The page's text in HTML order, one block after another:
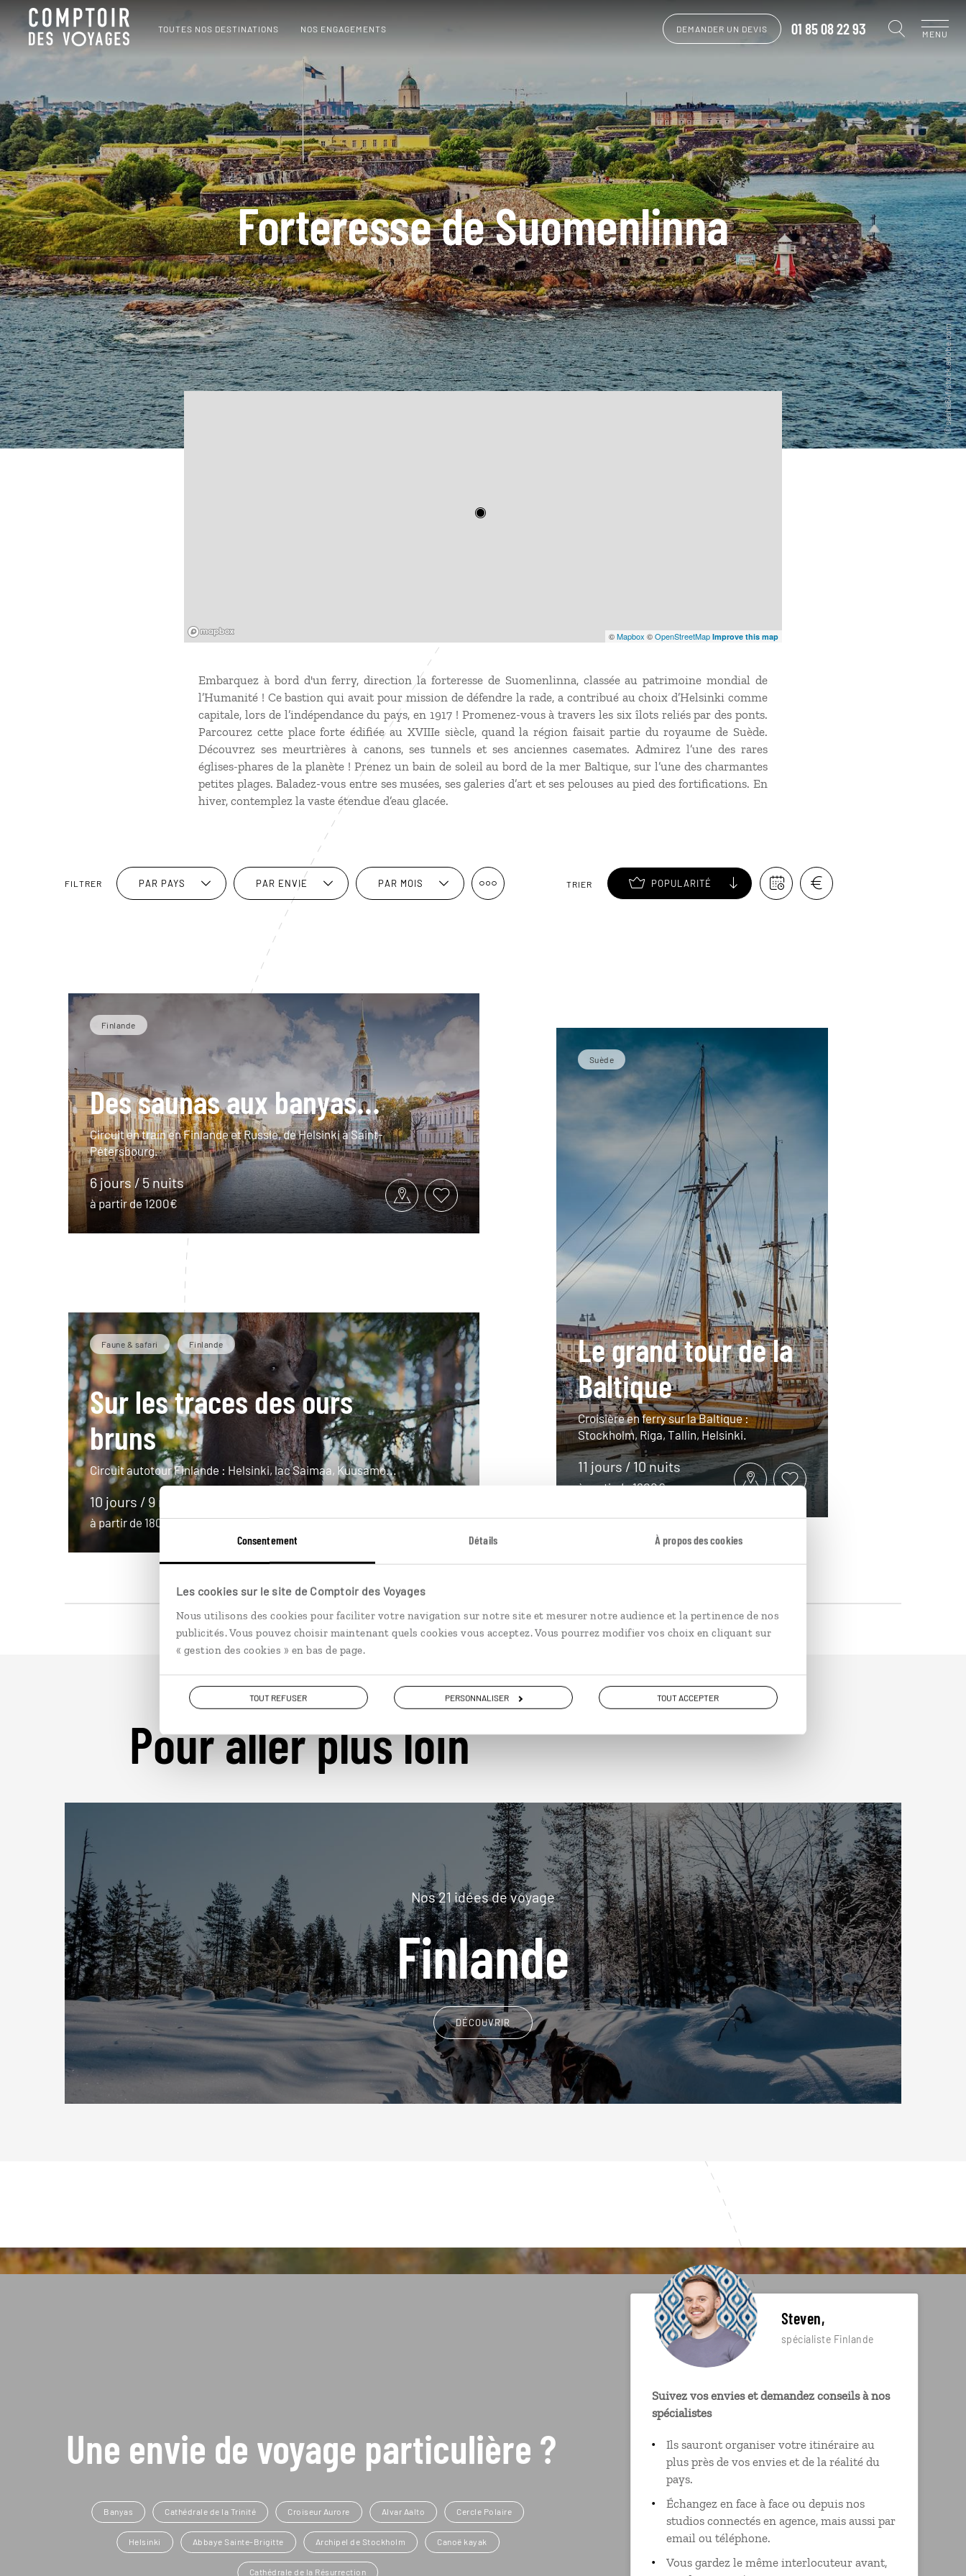
Consentement Détails À propos des cookies
Les cookies sur le site de Comptoir des Voyages
Nous utilisons des cookies pour faciliter votre navigation sur notre site et mesurer notre audience et la pertinence de nos
publicités. Vous pouvez choisir maintenant quels cookies vous acceptez. Vous pourrez modifier vos choix en cliquant sur
« gestion des cookies » en bas de page.
TOUT REFUSER PERSONNALISER TOUT ACCEPTER
TOUTES NOS DESTINATIONS NOS ENGAGEMENTS DEMANDER UN DEVIS 01 85 08 22 93 MENU
Forteresse de Suomenlinna
©Mapbox ©OpenStreetMap Improve this map
Embarquez à bord d'un ferry, direction la forteresse de Suomenlinna, classée au patrimoine mondial de
l’Humanité ! Ce bastion qui avait pour mission de défendre la rade, a contribué au choix d’Helsinki comme
capitale, lors de l’indépendance du pays, en 1917 ! Promenez-vous à travers les six îlots reliés par des ponts.
Parcourez cette place forte édifiée au XVIIIe siècle, quand la région faisait partie du royaume de Suède.
Découvrez ses meurtrières à canons, ses tunnels et ses anciennes casemates. Admirez l’une des rares
églises-phares de la planète ! Prenez un bain de soleil au bord de la mer Baltique, sur l’une des charmantes
petites plages. Baladez-vous entre ses musées, ses galeries d’art et ses pelouses au pied des fortifications. En
hiver, contemplez la vaste étendue d’eau glacée.
FILTRER PAR PAYS PAR ENVIE PAR MOIS TRIER POPULARITÉ
Finlande
Des saunas aux banyas...
Circuit en train en Finlande et Russie, de Helsinki à Saint-
Pétersbourg.
6 jours / 5 nuits
à partir de 1200€
Faune & safari Finlande
Sur les traces des ours
bruns
Circuit autotour Finlande : Helsinki, lac Saimaa, Kuusamo...
10 jours / 9 nuits
à partir de 1800€
Suède
Le grand tour de la
Baltique
Croisière en ferry sur la Baltique :
Stockholm, Riga, Tallin, Helsinki.
11 jours / 10 nuits
à partir de 1600€
Pour aller plus loin
Nos 21 idées de voyage
Finlande
DÉCOUVRIR
Une envie de voyage particulière ?
Banyas Cathédrale de la Trinité Croiseur Aurore Alvar Aalto Cercle Polaire
Helsinki Abbaye Sainte-Brigitte Archipel de Stockholm Canoë kayak
Cathédrale de la Résurrection
Steven,
spécialiste Finlande
Suivez vos envies et demandez conseils à nos
spécialistes
Ils sauront organiser votre itinéraire au
plus près de vos envies et de la réalité du
pays.
Échangez en face à face ou depuis nos
studios connectés en agence, mais aussi par
email ou téléphone.
Vous gardez le même interlocuteur avant,